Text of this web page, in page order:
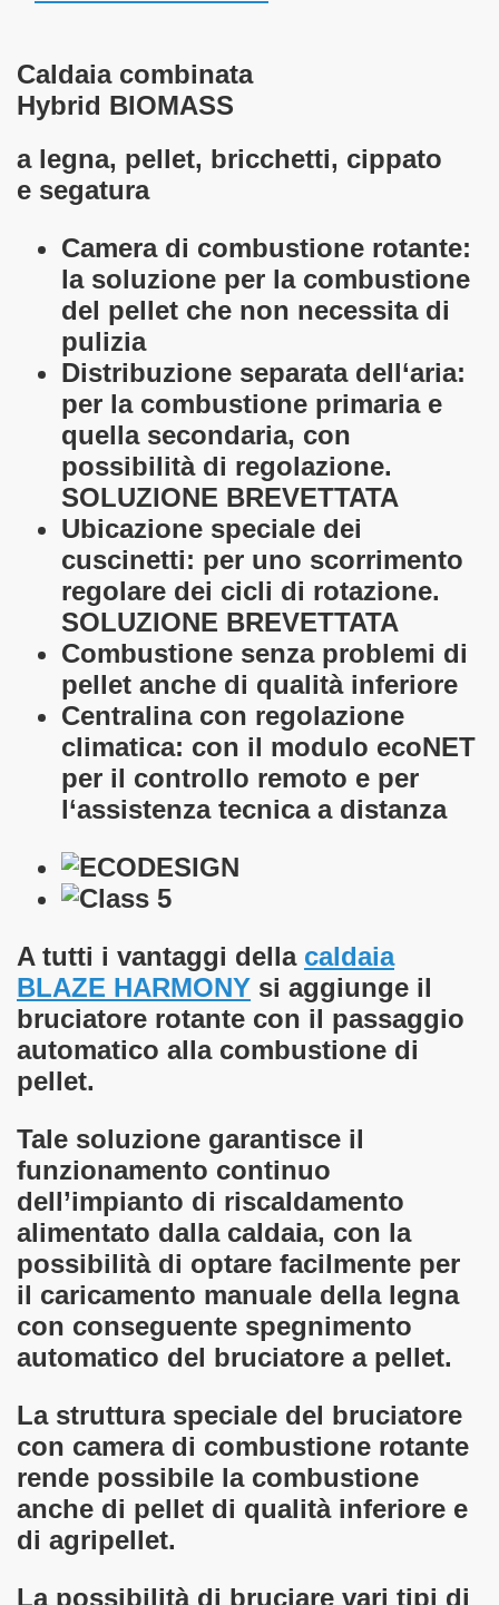
Caldaia combinata
Hybrid BIOMASS
a legna, pellet, bricchetti, cippato
e segatura
Camera di combustione rotante:
la soluzione per la combustione
del pellet che non necessita di
pulizia
Distribuzione separata dell‘aria:
per la combustione primaria e
quella secondaria, con
possibilità di regolazione.
SOLUZIONE BREVETTATA
Ubicazione speciale dei
cuscinetti: per uno scorrimento
regolare dei cicli di rotazione.
SOLUZIONE BREVETTATA
Combustione senza problemi di
pellet anche di qualità inferiore
Centralina con regolazione
climatica: con il modulo ecoNET
per il controllo remoto e per
l‘assistenza tecnica a distanza
A tutti i vantaggi della caldaia
BLAZE HARMONY si aggiunge il
bruciatore rotante con il passaggio
automatico alla combustione di
pellet.
Tale soluzione garantisce il
funzionamento continuo
dell’impianto di riscaldamento
alimentato dalla caldaia, con la
possibilità di optare facilmente per
il caricamento manuale della legna
con conseguente spegnimento
automatico del bruciatore a pellet.
La struttura speciale del bruciatore
con camera di combustione rotante
rende possibile la combustione
anche di pellet di qualità inferiore e
di agripellet.
La possibilità di bruciare vari tipi di